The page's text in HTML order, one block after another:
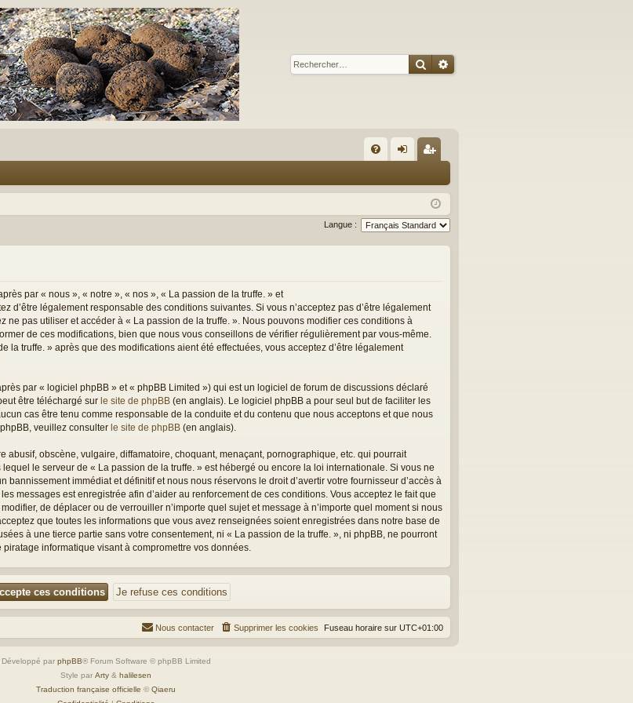
Rechercher
Recherche avancée
Q ne
xi
on
cri
pti
on
Langue :
par « nous », « notre », « nos », « La passion de la truffe. » et
d’être légalement responsable des conditions suivantes. Si vous n’acceptez pas d’être légalement
ne pas utiliser et accéder à « La passion de la truffe. ». Nous pouvons modifier ces conditions à
de ces modifications, bien que nous vous conseillons de vérifier régulièrement par vous-même.
la truffe. » après que des modifications aient été effectuées, vous acceptez d’être légalement
par « logiciel phpBB » et « phpBB Limited ») qui est un logiciel de forum de discussions déclaré
être téléchargé sur le site de phpBB (en anglais). Le logiciel phpBB a pour seul but de faciliter les
cas être tenu comme responsable de la conduite et du contenu que nous acceptons et que nous
veuillez consulter le site de phpBB (en anglais).
abusif, obscène, vulgaire, diffamatoire, choquant, menaçant, pornographique, etc. qui pourrait
le serveur de « La passion de la truffe. » est hébergé ou encore la loi internationale. Si vous ne
bannissement immédiat et définitif et nous nous réservons le droit d’avertir votre fournisseur d’accès à
messages est enregistrée afin d’aider au renforcement de ces conditions. Vous acceptez le fait que
de déplacer ou de verrouiller n’importe quel sujet et message à n’importe quel moment si nous
que toutes les informations que vous avez renseignées soient enregistrées dans notre base de
à une tierce partie sans votre consentement, ni « La passion de la truffe. », ni phpBB, ne pourront
informatique visant à compromettre vos données.
Fuseau horaire sur UTC+01:00
Supprimer les cookies
Nous contacter
Développé par phpBB® Forum Software © phpBB Limited
Style par Arty & halilesen
Traduction française officielle © Qiaeru